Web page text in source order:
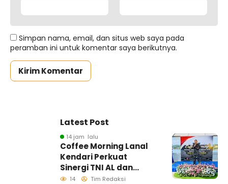
Simpan nama, email, dan situs web saya pada
peramban ini untuk komentar saya berikutnya.
Latest Post
14 jam lalu
Coffee Morning Lanal
Kendari Perkuat
Sinergi TNI AL dan
Insan Pers Wujudkan
14 Tim Redaksi